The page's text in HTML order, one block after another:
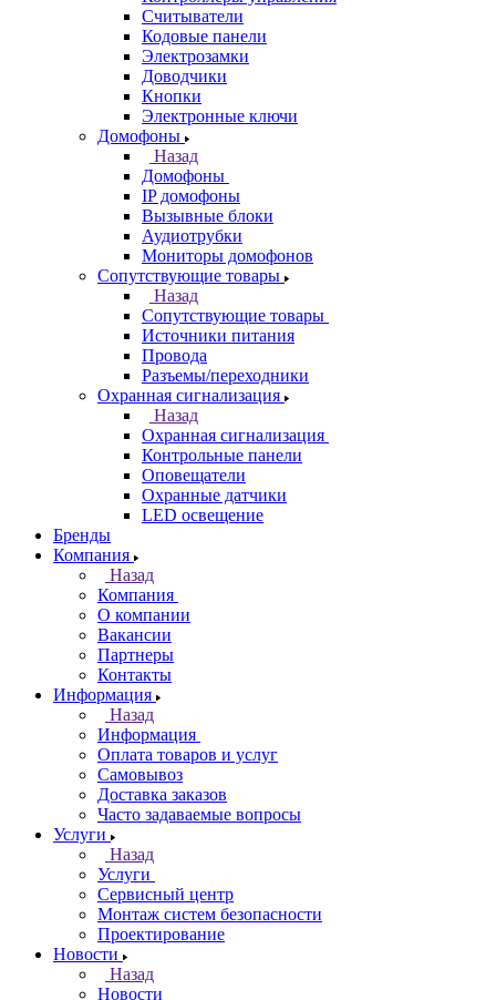
Считыватели
Кодовые панели
Электрозамки
Доводчики
Кнопки
Электронные ключи
Домофоны
Назад
Домофоны
IP домофоны
Вызывные блоки
Аудиотрубки
Мониторы домофонов
Сопутствующие товары
Назад
Сопутствующие товары
Источники питания
Провода
Разъемы/переходники
Охранная сигнализация
Назад
Охранная сигнализация
Контрольные панели
Оповещатели
Охранные датчики
LED освещение
Бренды
Компания
Назад
Компания
О компании
Вакансии
Партнеры
Контакты
Информация
Назад
Информация
Оплата товаров и услуг
Самовывоз
Доставка заказов
Часто задаваемые вопросы
Услуги
Назад
Услуги
Сервисный центр
Монтаж систем безопасности
Проектирование
Новости
Назад
Новости